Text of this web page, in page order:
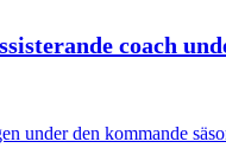
coach
under den kommande